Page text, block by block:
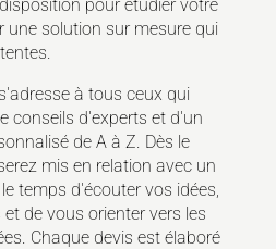
pour étudier votre
une solution sur mesure qui
à tous ceux qui
conseils d'experts et d'un
de A à Z. Dès le
mis en relation avec un
temps d'écouter vos idées,
de vous orienter vers les
Chaque devis est élaboré